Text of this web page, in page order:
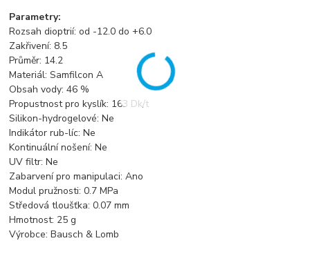
Parametry:
Rozsah dioptrií: od -12.0 do +6.0
Zakřivení: 8.5
Průměr: 14.2
Materiál: Samfilcon A
Obsah vody: 46 %
Propustnost pro kyslík: 163 Dk/t
Silikon-hydrogelové: Ne
Indikátor rub-líc: Ne
Kontinuální nošení: Ne
UV filtr: Ne
Zabarvení pro manipulaci: Ano
Modul pružnosti: 0.7 MPa
Středová tloušťka: 0.07 mm
Hmotnost: 25 g
Výrobce: Bausch & Lomb